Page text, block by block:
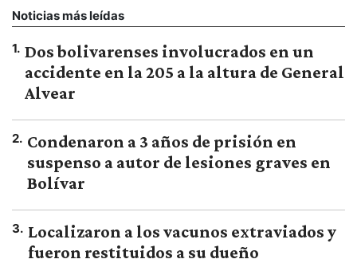
Noticias más leídas
1. Dos bolivarenses involucrados en un
accidente en la 205 a la altura de General
Alvear
2. Condenaron a 3 años de prisión en
suspenso a autor de lesiones graves en
Bolívar
3. Localizaron a los vacunos extraviados y
fueron restituidos a su dueño